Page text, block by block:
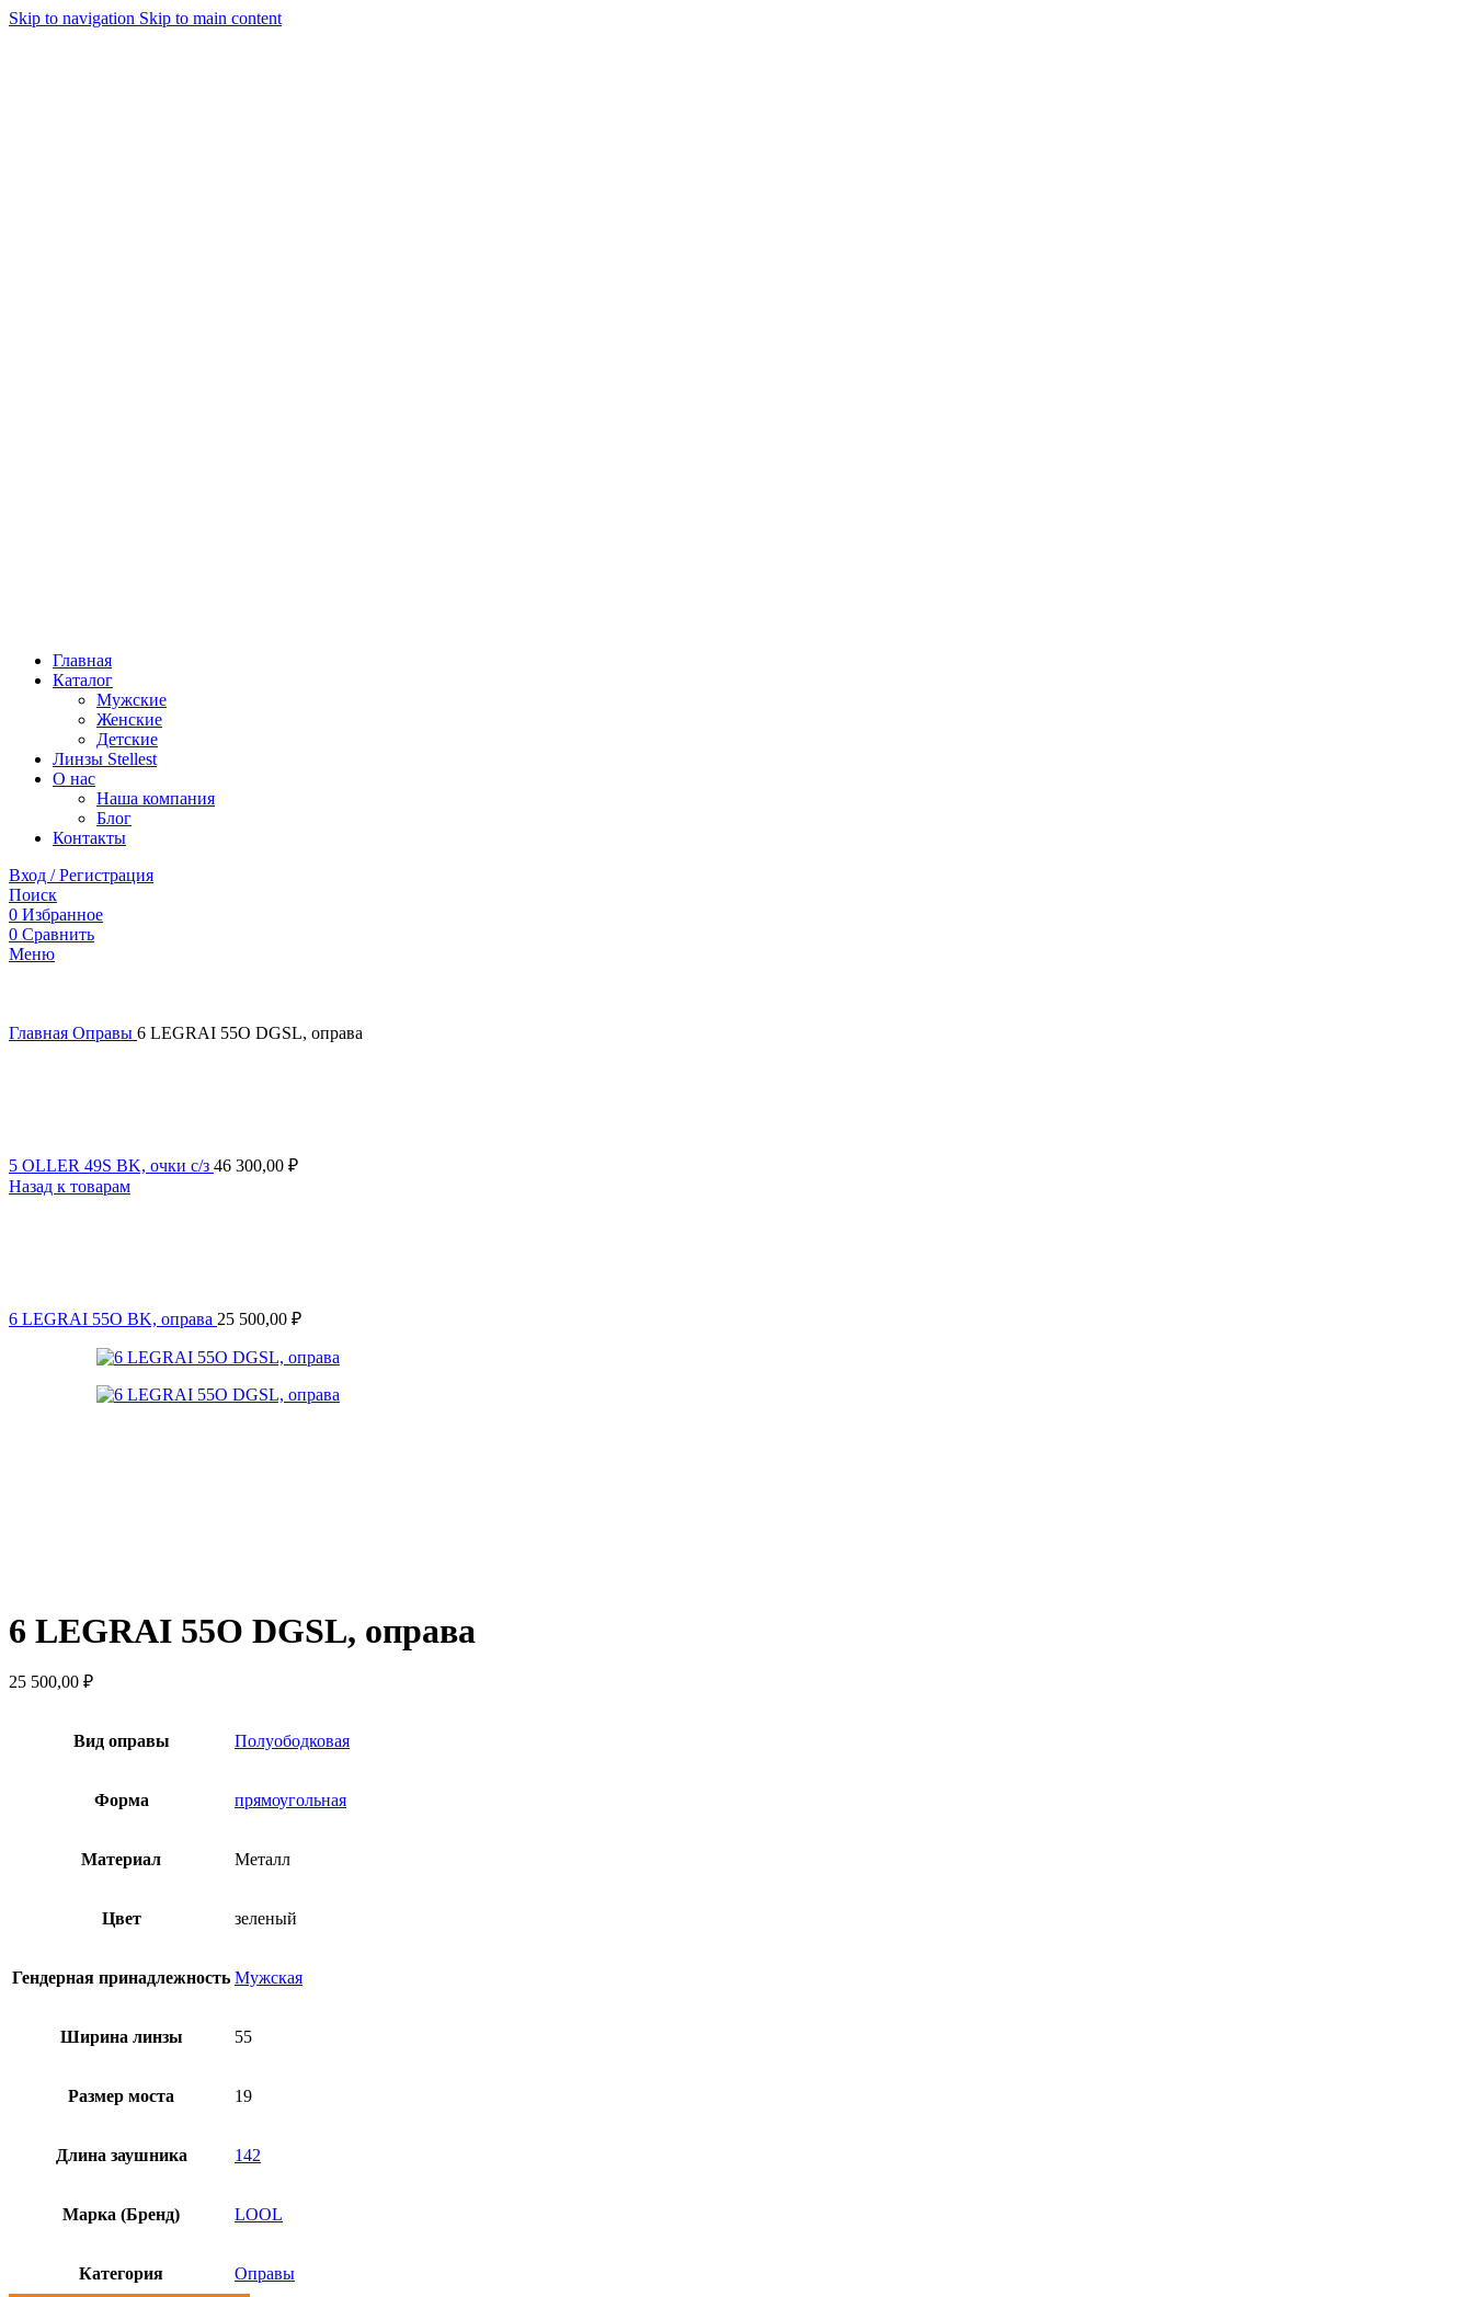
Skip to navigation Skip to main content
Главная
Каталог
Мужские
Женские
Детские
Линзы Stellest
О нас
Наша компания
Блог
Контакты
Вход / Регистрация
Поиск
0 Избранное
0 Сравнить
Меню
Главная Оправы 6 LEGRAI 55O DGSL, оправа
5 OLLER 49S BK, очки с/з 46 300,00 ₽
Назад к товарам
6 LEGRAI 55O BK, оправа 25 500,00 ₽
6 LEGRAI 55O DGSL, оправа
25 500,00 ₽
Вид оправы Полуободковая
Форма прямоугольная
Материал Металл
Цвет зеленый
Гендерная принадлежность Мужская
Ширина линзы 55
Размер моста 19
Длина заушника 142
Марка (Бренд) LOOL
Категория Оправы